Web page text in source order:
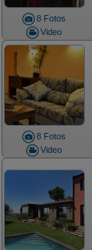
8 Fotos
Video
8 Fotos
Video